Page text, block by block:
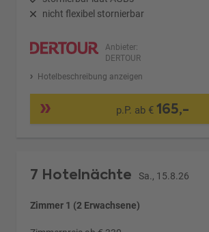
nicht flexibel stornierbar
Anbieter:
DERTOUR
Hotelbeschreibung anzeigen
p.P. ab €165,-
7 Hotelnächte Sa., 15.8.26
Zimmer 1 (2 Erwachsene)